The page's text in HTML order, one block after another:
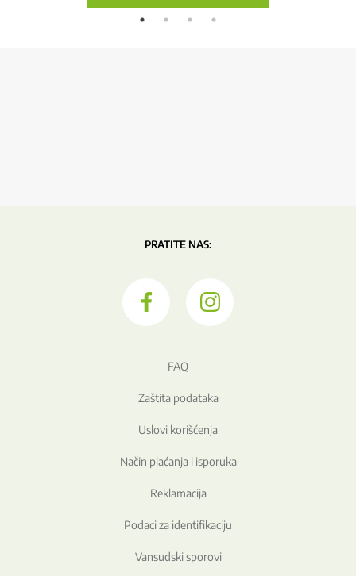
količina
PRATITE NAS:
FAQ
Zaštita podataka
Uslovi korišćenja
Način plaćanja i isporuka
Reklamacija
Podaci za identifikaciju
Vansudski sporovi